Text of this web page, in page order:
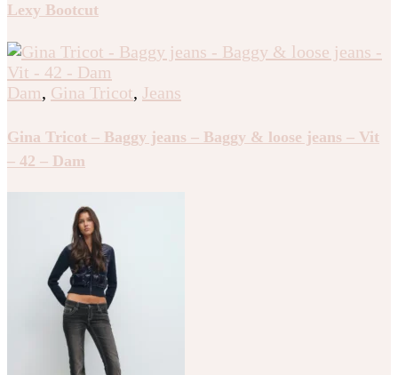
Lexy Bootcut
Dam, Gina Tricot, Jeans
Gina Tricot – Baggy jeans – Baggy & loose jeans – Vit
– 42 – Dam